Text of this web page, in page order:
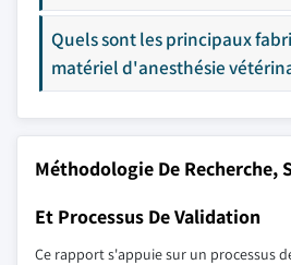
Quels sont les principaux
matériel d'anesthésie
Méthodologie De Recherche,
Et Processus De Validation
Ce rapport s'appuie sur un processus